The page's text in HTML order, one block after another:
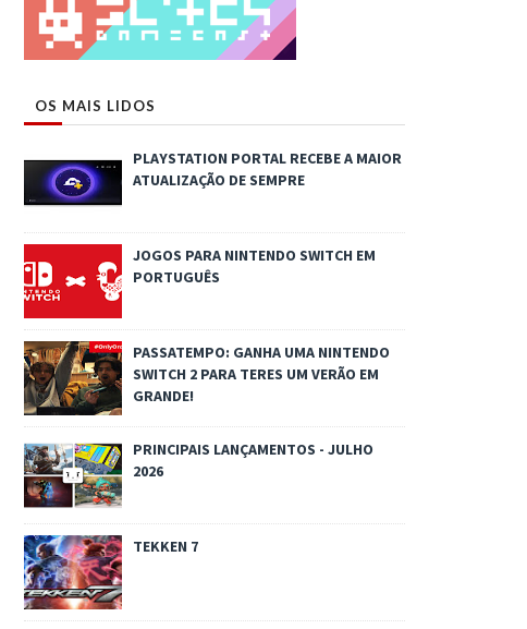
OS MAIS LIDOS
PLAYSTATION PORTAL RECEBE A MAIOR
ATUALIZAÇÃO DE SEMPRE
JOGOS PARA NINTENDO SWITCH EM
PORTUGUÊS
PASSATEMPO: GANHA UMA NINTENDO
SWITCH 2 PARA TERES UM VERÃO EM
GRANDE!
PRINCIPAIS LANÇAMENTOS - JULHO
2026
TEKKEN 7